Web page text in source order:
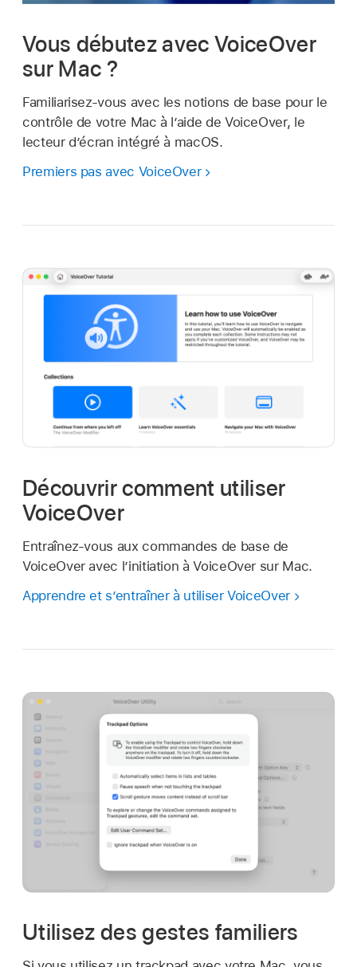
Vous débutez avec VoiceOver
sur Mac ?
Familiarisez-vous avec les notions de base pour le
contrôle de votre Mac à l’aide de VoiceOver, le
lecteur d’écran intégré à macOS.
Premiers pas avec VoiceOver
Découvrir comment utiliser
VoiceOver
Entraînez-vous aux commandes de base de
VoiceOver avec l’initiation à VoiceOver sur Mac.
Apprendre et s’entraîner à utiliser VoiceOver
Utilisez des gestes familiers